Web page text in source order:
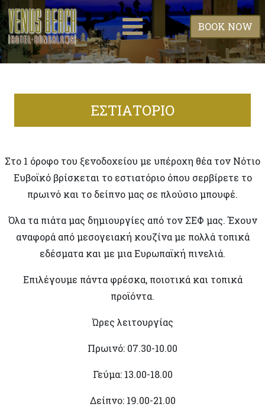
BOOK NOW
ΕΣΤΙΑΤΟΡΙΟ
Στο 1 όροφο του ξενοδοχείου με υπέροχη θέα τον Νότιο
Ευβοϊκό βρίσκεται το εστιατόριο όπου σερβίρετε το
πρωινό και το δείπνο μας σε πλούσιο μπουφέ.
Όλα τα πιάτα μας δημιουργίες από τον ΣΕΦ μας. Έχουν
αναφορά από μεσογειακή κουζίνα με πολλά τοπικά
εδέσματα και με μια Ευρωπαϊκή πινελιά.
Επιλέγουμε πάντα φρέσκα, ποιοτικά και τοπικά
προϊόντα.
Ώρες λειτουργίας
Πρωινό: 07.30-10.00
Γεύμα: 13.00-18.00
Δείπνο: 19.00-21.00